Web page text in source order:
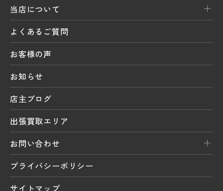
当店について
よくあるご質問
お客様の声
お知らせ
店主ブログ
出張買取エリア
お問い合わせ
プライバシーポリシー
サイトマップ